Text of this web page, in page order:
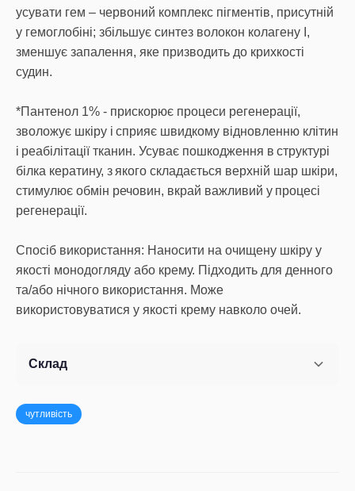
усувати гем – червоний комплекс пігментів, присутній
у гемоглобіні; збільшує синтез волокон колагену I,
зменшує запалення, яке призводить до крихкості
судин.
*Пантенол 1% - прискорює процеси регенерації,
зволожує шкіру і сприяє швидкому відновленню клітин
і реабілітації тканин. Усуває пошкодження в структурі
білка кератину, з якого складається верхній шар шкіри,
стимулює обмін речовин, вкрай важливий у процесі
регенерації.
Спосіб використання: Наносити на очищену шкіру у
якості монодогляду або крему. Підходить для денного
та/або нічного використання. Може
використовуватися у якості крему навколо очей.
Склад
чутливість